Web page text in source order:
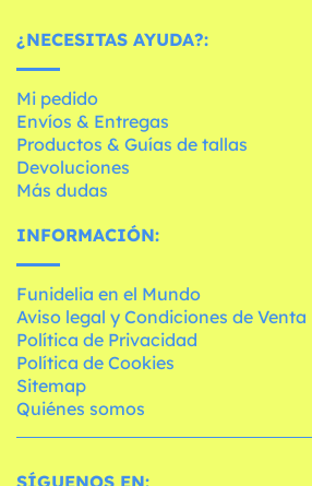
¿NECESITAS AYUDA?:
Mi pedido
Envíos & Entregas
Productos & Guías de tallas
Devoluciones
Más dudas
INFORMACIÓN:
Funidelia en el Mundo
Aviso legal y Condiciones de Venta
Política de Privacidad
Política de Cookies
Sitemap
Quiénes somos